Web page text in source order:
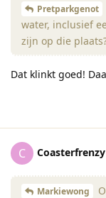
Pretparkgenot
water, inclusief
zijn op die
Dat klinkt goed!
C Coasterfrenzy
Markiewong